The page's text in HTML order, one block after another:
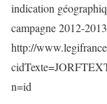
indication
campagne 2012-2013
http://
n=id